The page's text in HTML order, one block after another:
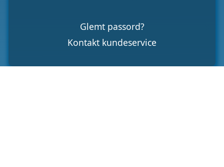
Glemt passord?
Kontakt kundeservice